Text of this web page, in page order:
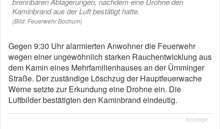
Kaminbrand aus der Luft bestätigt hatte.
(Bild: Feuerwehr Bochum)
Gegen 9:30 Uhr alarmierten Anwohner die Feuerwehr
wegen einer ungewöhnlich starken Rauchentwicklung aus
dem Kamin eines Mehrfamilienhauses an der Ümminger
Straße. Der zuständige Löschzug der Hauptfeuerwache
Werne setzte zur Erkundung eine Drohne ein. Die
Luftbilder bestätigten den Kaminbrand eindeutig.
Anzeige